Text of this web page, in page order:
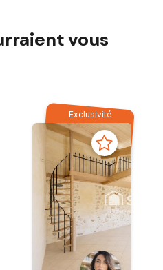
vous
Exclusivité